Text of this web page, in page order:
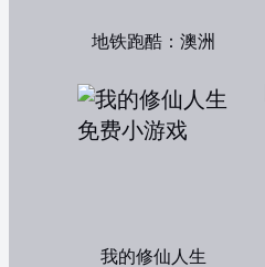
地铁跑酷：澳洲
我的修仙人生